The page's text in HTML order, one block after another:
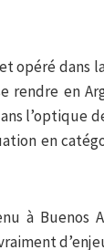
opéré dans
rendre en
en
à